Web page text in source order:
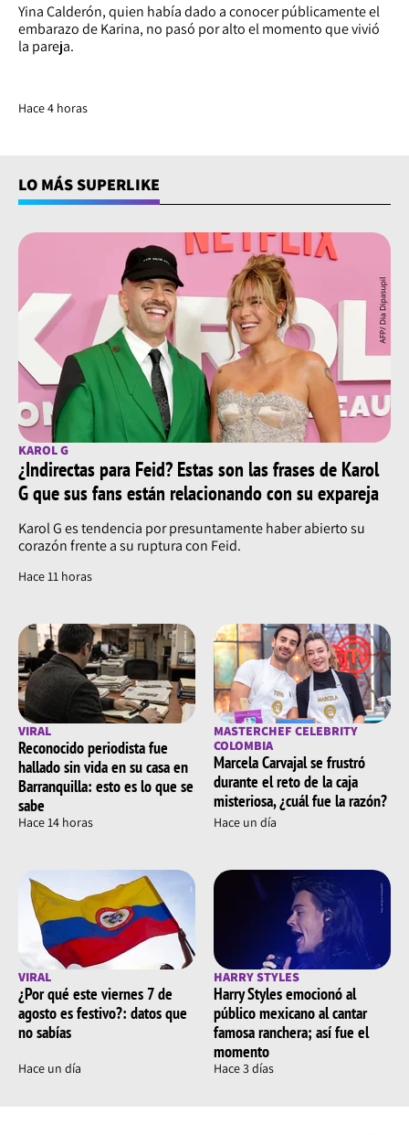
Yina Calderón, quien había dado a conocer públicamente el
embarazo de Karina, no pasó por alto el momento que vivió
la pareja.
Hace 4 horas
LO MÁS SUPERLIKE
KAROL G
¿Indirectas para Feid? Estas son las frases de Karol
G que sus fans están relacionando con su expareja
Karol G es tendencia por presuntamente haber abierto su
corazón frente a su ruptura con Feid.
Hace 11 horas
VIRAL
Reconocido periodista fue
hallado sin vida en su casa en
Barranquilla: esto es lo que se
sabe
Hace 14 horas
MASTERCHEF CELEBRITY
COLOMBIA
Marcela Carvajal se frustró
durante el reto de la caja
misteriosa, ¿cuál fue la razón?
Hace un día
VIRAL
¿Por qué este viernes 7 de
agosto es festivo?: datos que
no sabías
Hace un día
HARRY STYLES
Harry Styles emocionó al
público mexicano al cantar
famosa ranchera; así fue el
momento
Hace 3 días